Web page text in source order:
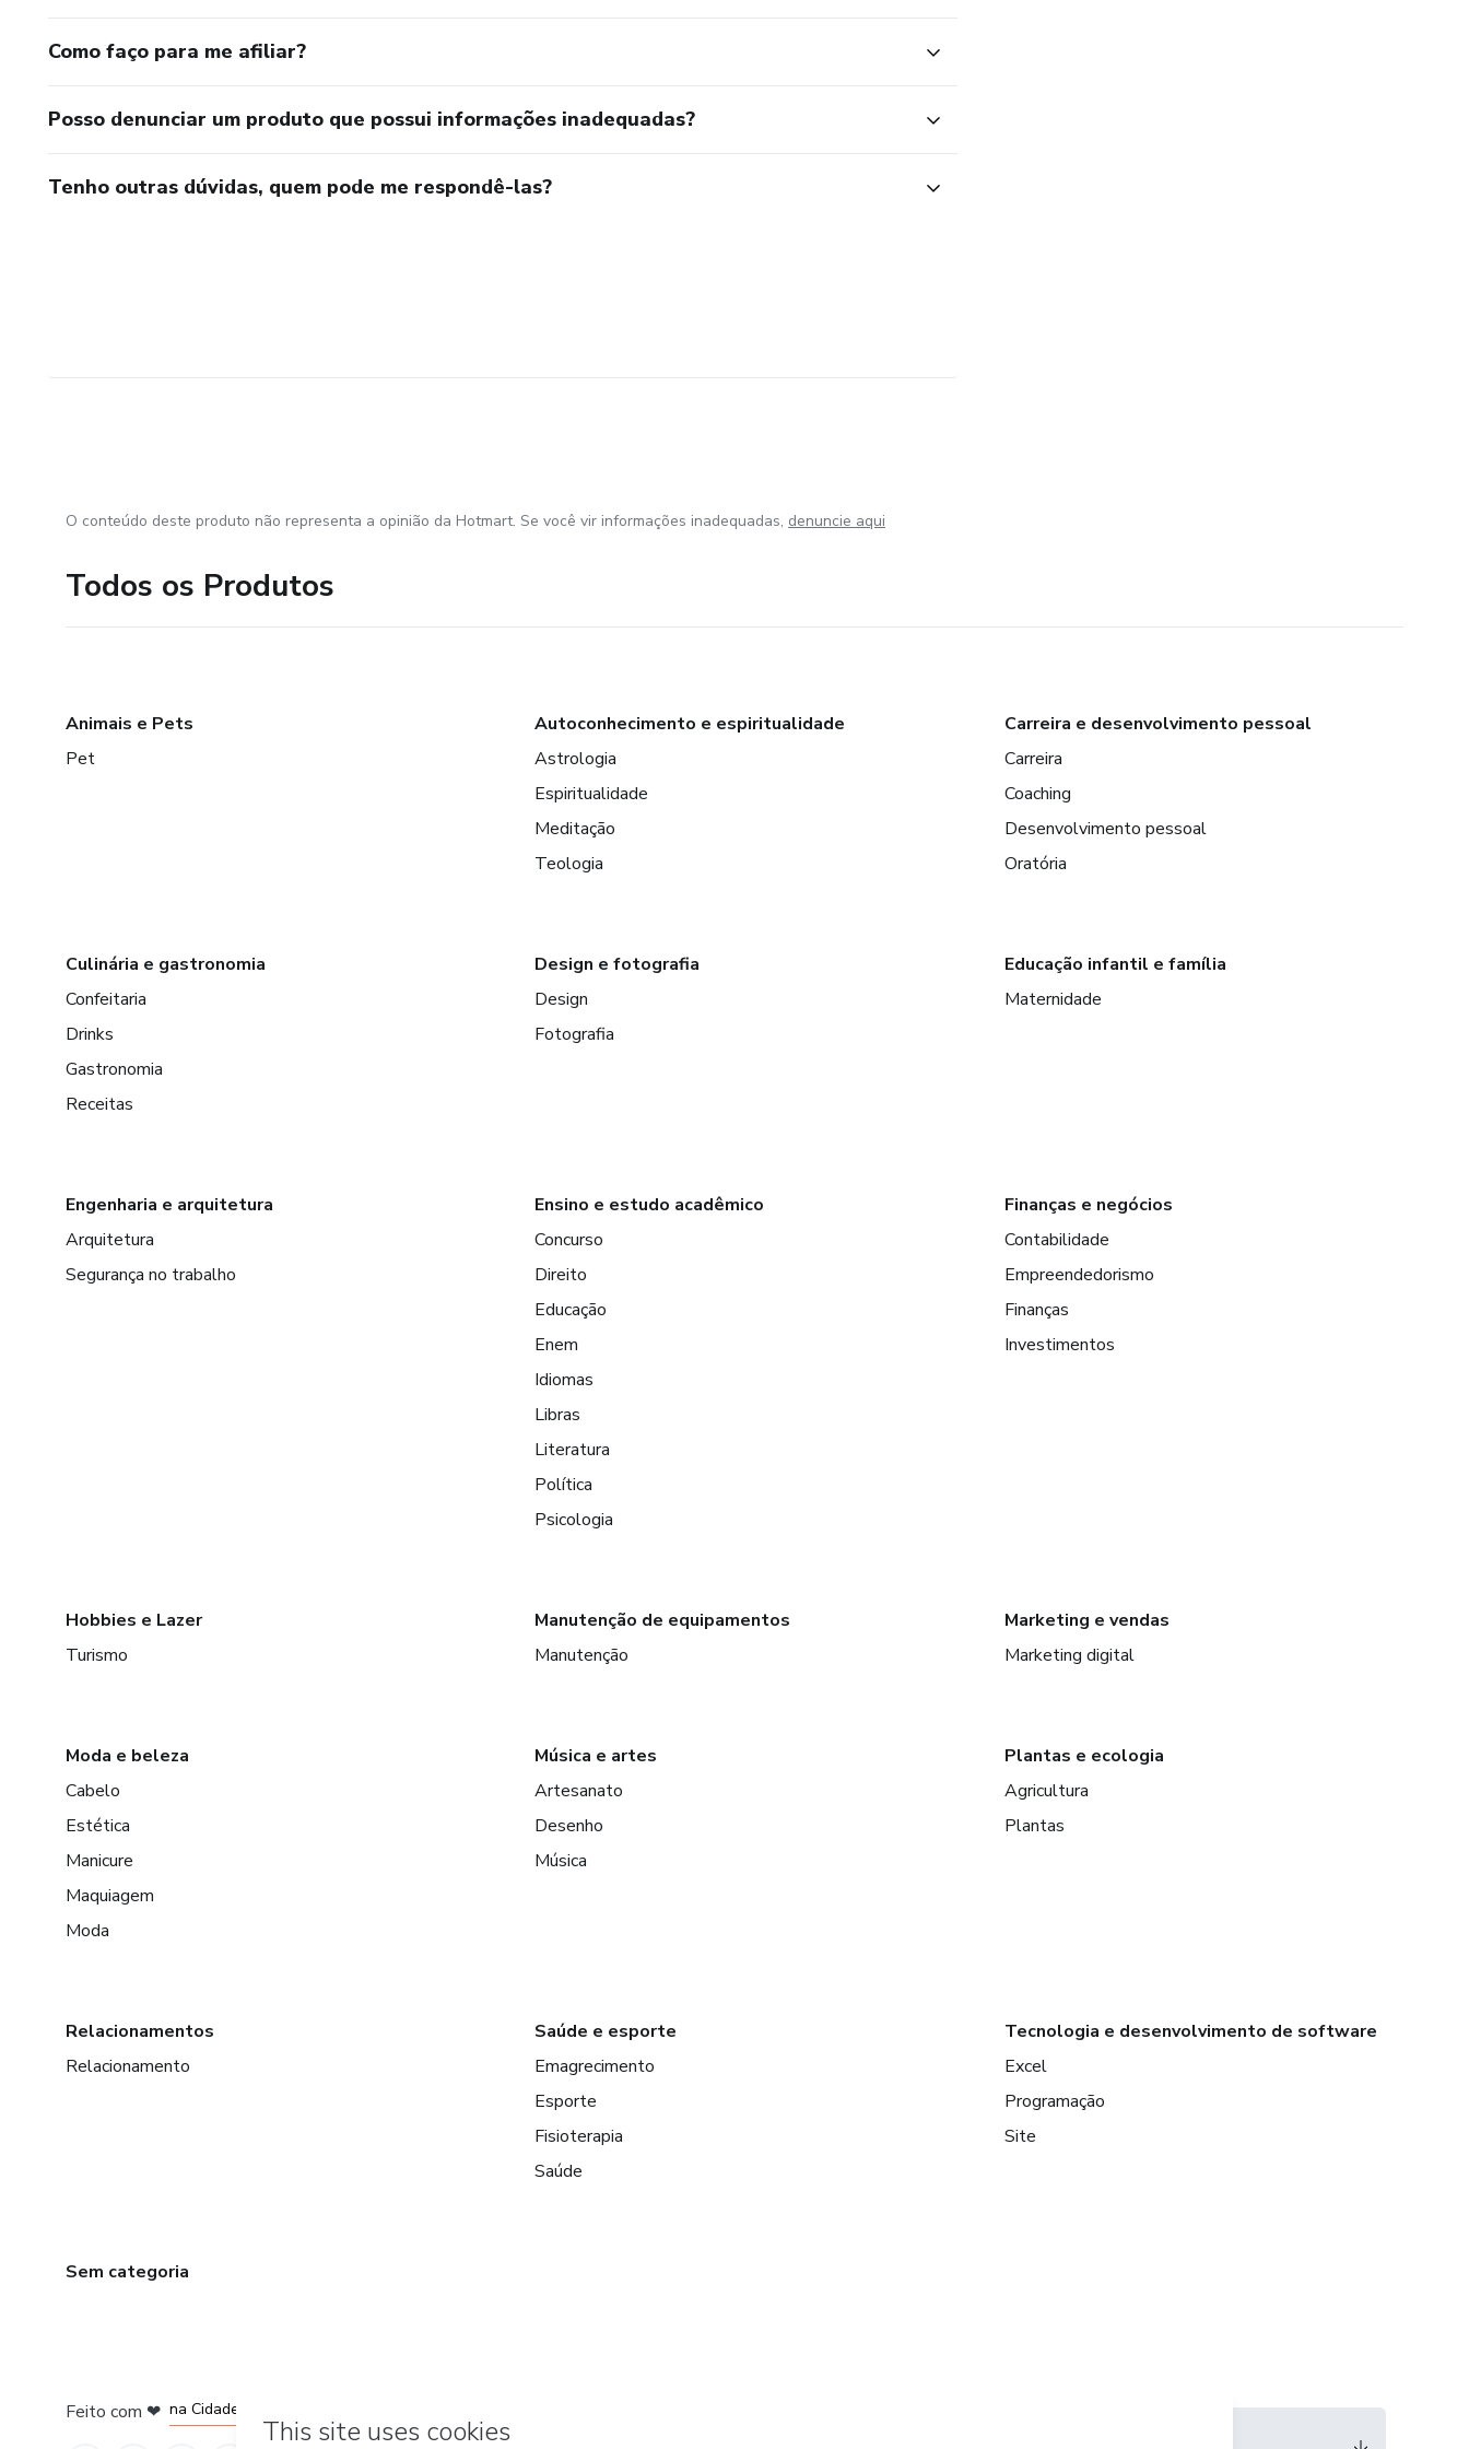
Como faço para me afiliar?
Posso denunciar um produto que possui informações inadequadas?
Tenho outras dúvidas, quem pode me respondê-las?
O conteúdo deste produto não representa a opinião da Hotmart. Se você vir informações inadequadas, denuncie aqui
Todos os Produtos
Animais e Pets
Pet
Autoconhecimento e espiritualidade
Astrologia
Espiritualidade
Meditação
Teologia
Carreira e desenvolvimento pessoal
Carreira
Coaching
Desenvolvimento pessoal
Oratória
Culinária e gastronomia
Confeitaria
Drinks
Gastronomia
Receitas
Design e fotografia
Design
Fotografia
Educação infantil e família
Maternidade
Engenharia e arquitetura
Arquitetura
Segurança no trabalho
Ensino e estudo acadêmico
Concurso
Direito
Educação
Enem
Idiomas
Libras
Literatura
Política
Psicologia
Finanças e negócios
Contabilidade
Empreendedorismo
Finanças
Investimentos
Hobbies e Lazer
Turismo
Manutenção de equipamentos
Manutenção
Marketing e vendas
Marketing digital
Moda e beleza
Cabelo
Estética
Manicure
Maquiagem
Moda
Música e artes
Artesanato
Desenho
Música
Plantas e ecologia
Agricultura
Plantas
Relacionamentos
Relacionamento
Saúde e esporte
Emagrecimento
Esporte
Fisioterapia
Saúde
Tecnologia e desenvolvimento de software
Excel
Programação
Site
Sem categoria
Feito com ❤
em Belo Horizonte
na Cidade do México